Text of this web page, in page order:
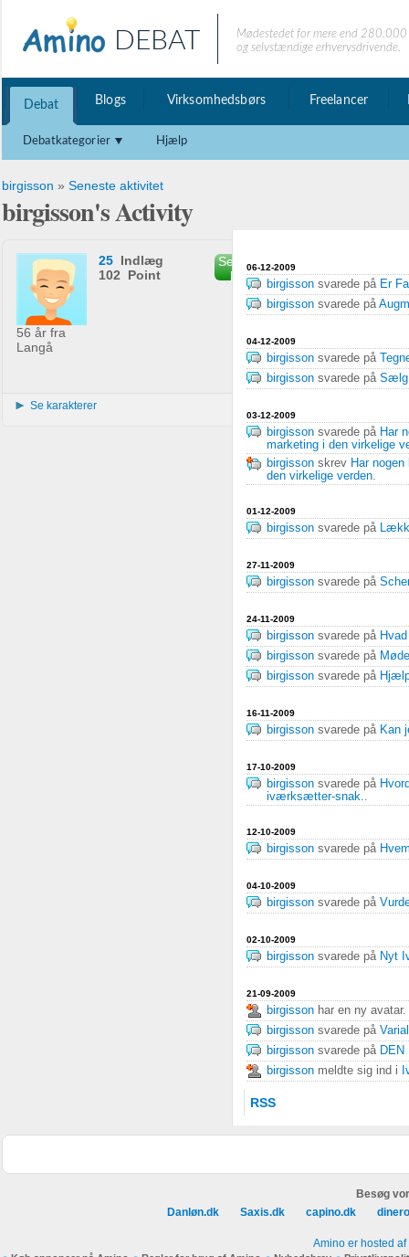
DEBAT
Mødestedet for mere end
og selvstændige erhvervsdrivende.
Debat Blogs Virksomhedsbørs Freelancer
Debatkategorier Hjælp
birgisson » Seneste aktivitet
birgisson's Activity
56 år fra
Langå
25 Indlæg
102 Point
Send privat
besked
Se karakterer
06-12-2009
birgisson svarede på Er
birgisson svarede på
04-12-2009
birgisson svarede på
birgisson svarede på Sælg
03-12-2009
birgisson svarede på Har
marketing i den virkelige
birgisson skrev Har
den virkelige verden.
01-12-2009
birgisson svarede på
27-11-2009
birgisson svarede på
24-11-2009
birgisson svarede på
birgisson svarede på
birgisson svarede på
16-11-2009
birgisson svarede på Kan
17-10-2009
birgisson svarede på
iværksætter-snak..
12-10-2009
birgisson svarede på
04-10-2009
birgisson svarede på
02-10-2009
birgisson svarede på Nyt
21-09-2009
birgisson har en ny avatar.
birgisson svarede på
birgisson svarede på
birgisson meldte sig ind i
RSS
Besøg
Danløn.dk
Saxis.dk capino.dk
Amino er hosted af